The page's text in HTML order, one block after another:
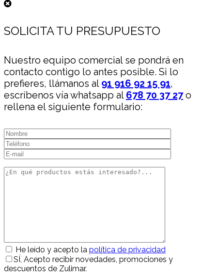
SOLICITA TU PRESUPUESTO
Nuestro equipo comercial se pondrá en
contacto contigo lo antes posible. Si lo
prefieres, llámanos al 91 916 92 15 91,
escríbenos vía whatsapp al 678 70 37 27o
rellena el siguiente formulario:
He leído y acepto la política de privacidad
SÍ, Acepto recibir novedades, promociones y
descuentos de Zulimar.